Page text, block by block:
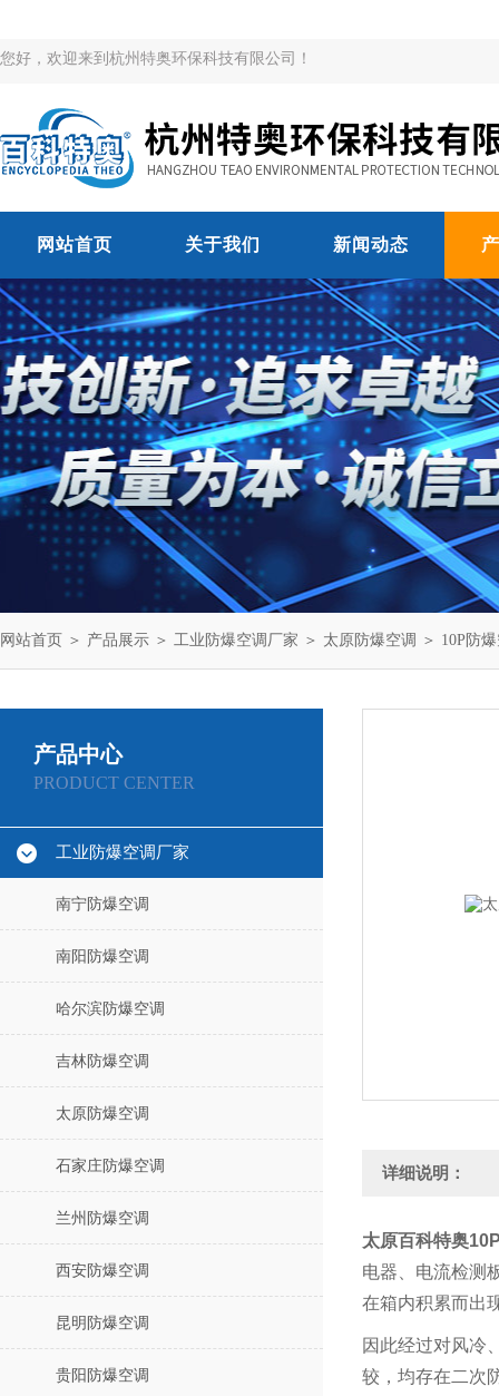
您好，欢迎来到杭州特奥环保科技有限公司！
网站首页 关于我们 新闻动态
网站首页 ＞ 产品展示 ＞ 工业防爆空调厂家 ＞ 太原防爆空调 ＞ 10P防
产品中心
PRODUCT CENTER
工业防爆空调厂家
南宁防爆空调
南阳防爆空调
哈尔滨防爆空调
吉林防爆空调
太原防爆空调
石家庄防爆空调
兰州防爆空调
西安防爆空调
昆明防爆空调
贵阳防爆空调
详细说明：
太原百科特奥
电器、电流检测
在箱内积累而出
因此经过对风冷
较，均存在二次